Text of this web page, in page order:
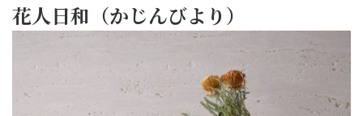
花人日和（かじんびより）